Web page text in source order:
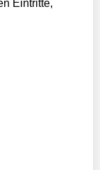
Eintritte,